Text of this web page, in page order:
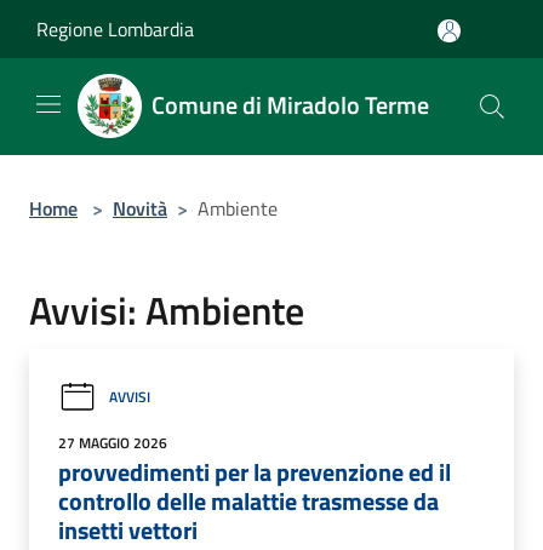
Regione Lombardia
Comune di Miradolo Terme
Home > Novità > Ambiente
Avvisi: Ambiente
AVVISI
27 MAGGIO 2026
provvedimenti per la prevenzione ed il
controllo delle malattie trasmesse da
insetti vettori